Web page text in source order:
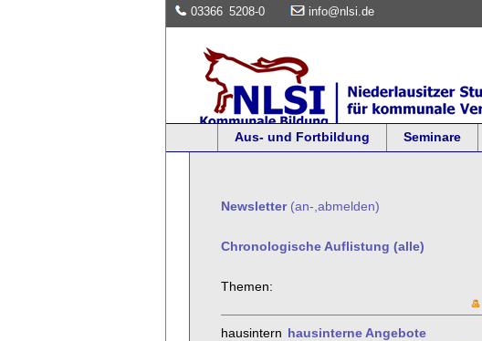
03366 5208-0 info@nlsi.de
Aus- und Fortbildung Seminare
Newsletter(an-,abmelden)
Chronologische Auflistung (alle)
Themen:
hausintern hausinterne Angebote